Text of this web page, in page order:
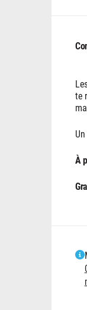
te
À